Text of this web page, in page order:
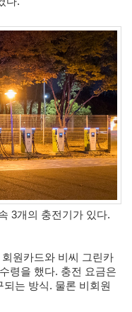
3개의 충전기가 있다.
원카드와 비씨 그린카
령을 했다. 충전 요금은
는 방식. 물론 비회원